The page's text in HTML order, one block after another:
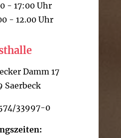
- 17:00 Uhr
- 12.00 Uhr
Damm 17
Saerbeck
33997-0